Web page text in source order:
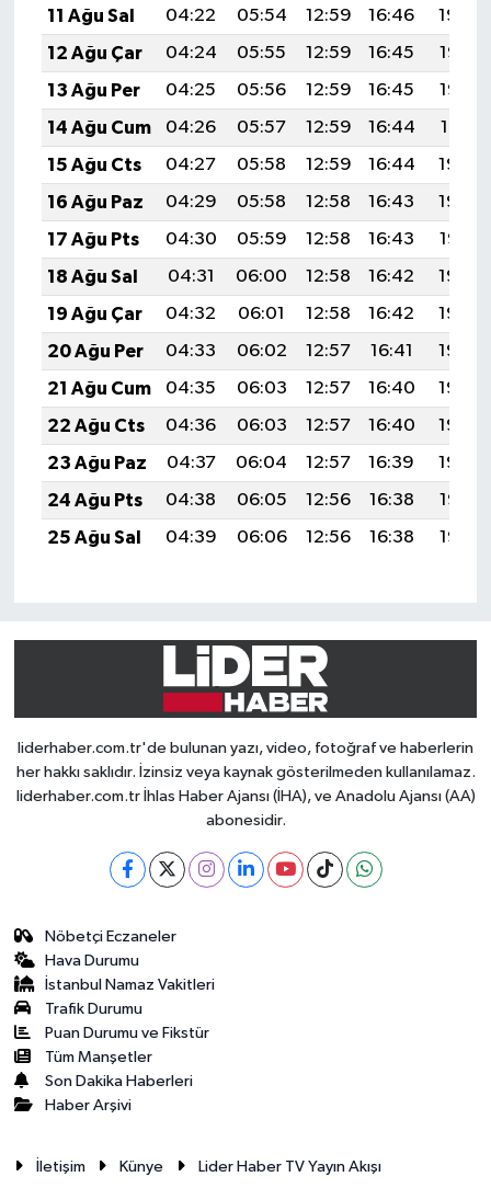
11 Ağu Sal
04:22 05:54 12:59 16:46
19:54
12 Ağu Çar
04:24 05:55 12:59 16:45
19:53
13 Ağu Per
04:25 05:56 12:59 16:45
19:52
14 Ağu Cum
04:26 05:57 12:59 16:44
19:51
15 Ağu Cts
04:27 05:58 12:59 16:44
19:50
16 Ağu Paz
04:29 05:58 12:58 16:43
19:48
17 Ağu Pts
04:30 05:59 12:58 16:43
19:47
18 Ağu Sal
04:31 06:00 12:58 16:42
19:46
19 Ağu Çar
04:32 06:01 12:58 16:42
19:44
20 Ağu Per
04:33 06:02 12:57 16:41
19:43
21 Ağu Cum
04:35 06:03 12:57 16:40
19:42
22 Ağu Cts
04:36 06:03 12:57 16:40
19:40
23 Ağu Paz
04:37 06:04 12:57 16:39
19:39
24 Ağu Pts
04:38 06:05 12:56 16:38
19:38
25 Ağu Sal
04:39 06:06 12:56 16:38 19:36
liderhaber.com.tr'de bulunan yazı, video, fotoğraf ve haberlerin
her hakkı saklıdır. İzinsiz veya kaynak gösterilmeden kullanılamaz.
liderhaber.com.tr İhlas Haber Ajansı (İHA), ve Anadolu Ajansı (AA)
abonesidir.
Nöbetçi Eczaneler
Hava Durumu
İstanbul Namaz Vakitleri
Trafik Durumu
Puan Durumu ve Fikstür
Tüm Manşetler
Son Dakika Haberleri
Haber Arşivi
İletişim Künye Lider Haber TV Yayın Akışı